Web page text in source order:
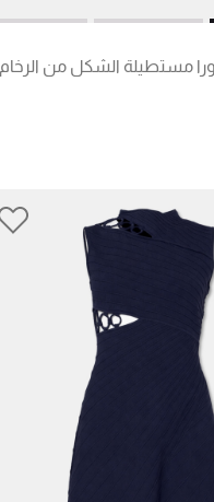
مستطيلة الشكل من الرخام